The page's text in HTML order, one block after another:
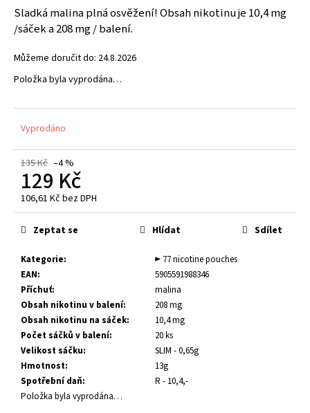
hvězdiček.
Sladká malina plná osvěžení! Obsah nikotinu je 10,4 mg
/sáček a 208 mg / balení.
Můžeme doručit do: 24.8.2026
Položka byla vyprodána…
Vyprodáno
135 Kč –4 %
129 Kč
106,61 Kč bez DPH
Měrná
cena:
Kategorie:
► 77 nicotine pouches
EAN:
5905591988346
Příchuť:
malina
Obsah nikotinu v balení:
208 mg
Obsah nikotinu na sáček:
10,4 mg
Počet sáčků v balení:
20 ks
Velikost sáčku:
SLIM - 0,65g
Hmotnost:
13g
Spotřební daň:
R - 10,4,-
Položka byla vyprodána…
Zeptat se Hlídat Sdílet
D
p
o
r
u
j
e
m
E-
PEEGEE
USA
MIX
(AMERICKÝ
TABÁK)
18MG
(U)
189
Kč